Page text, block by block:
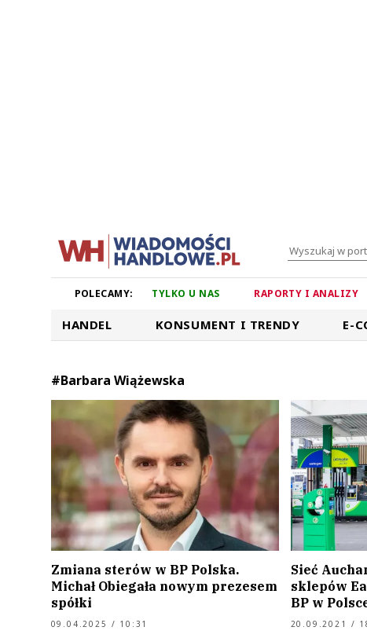
POLECAMY: TYLKO U NAS RAPORTY I ANALIZY
HANDEL KONSUMENT I TRENDY E-
#Barbara Wiążewska
Zmiana sterów w BP Polska.
Michał Obiegała nowym prezesem
spółki
09.04.2025 / 10:31
Sieć
sklepów
BP w
20.09.2021 /